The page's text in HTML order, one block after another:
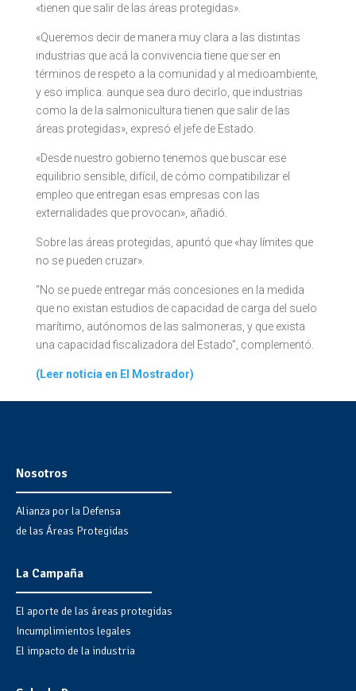
«tienen que salir de las áreas protegidas».
«Queremos decir de manera muy clara a las distintas
industrias que acá la convivencia tiene que ser en
términos de respeto a la comunidad y al medioambiente,
y eso implica. aunque sea duro decirlo, que industrias
como la de la salmonicultura tienen que salir de las
áreas protegidas», expresó el jefe de Estado.
«Desde nuestro gobierno tenemos que buscar ese
equilibrio sensible, difícil, de cómo compatibilizar el
empleo que entregan esas empresas con las
externalidades que provocan», añadió.
Sobre las áreas protegidas, apuntó que «hay límites que
no se pueden cruzar».
“No se puede entregar más concesiones en la medida
que no existan estudios de capacidad de carga del suelo
marítimo, autónomos de las salmoneras, y que exista
una capacidad fiscalizadora del Estado”, complementó.
(Leer noticia en El Mostrador)
Nosotros
Alianza por la Defensa
de las Áreas Protegidas
La Campaña
El aporte de las áreas protegidas
Incumplimientos legales
El impacto de la industria